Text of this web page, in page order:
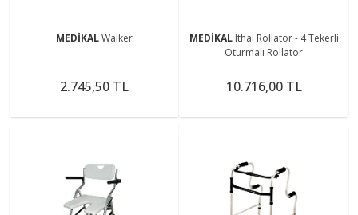
MEDİKALWalker
2.745,50 TL
MEDİKAL Ithal Rollator - 4 Tekerli
Oturmalı Rollator
10.716,00 TL